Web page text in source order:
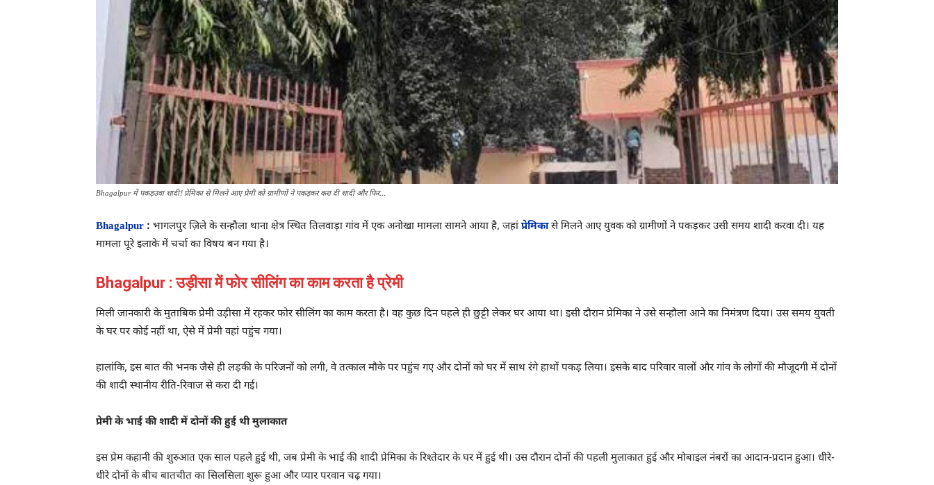
Bhagalpur में पकड़उवा शादी! प्रेमिका से मिलने आए प्रेमी को ग्रामीणों ने पकड़कर करा दी शादी और फिर...
Bhagalpur : भागलपुर ज़िले के सन्हौला थाना क्षेत्र स्थित तिलवाड़ा गांव में एक अनोखा मामला सामने आया है, जहां प्रेमिकासे मिलने आए युवक को ग्रामीणों ने पकड़कर उसी समय शादी करवा दी। यह
मामला पूरे इलाके में चर्चा का विषय बन गया है।
Bhagalpur : उड़ीसा में फोर सीलिंग का काम करता है प्रेमी
मिली जानकारी के मुताबिक प्रेमी उड़ीसा में रहकर फोर सीलिंग का काम करता है। वह कुछ दिन पहले ही छुट्टी लेकर घर आया था। इसी दौरान प्रेमिका ने उसे सन्हौला आने का निमंत्रण दिया। उस समय युवती
के घर पर कोई नहीं था, ऐसे में प्रेमी वहां पहुंच गया।
हालांकि, इस बात की भनक जैसे ही लड़की के परिजनों को लगी, वे तत्काल मौके पर पहुंच गए और दोनों को घर में साथ रंगे हाथों पकड़ लिया। इसके बाद परिवार वालों और गांव के लोगों की मौजूदगी में दोनों
की शादी स्थानीय रीति-रिवाज से करा दी गई।
प्रेमी के भाई की शादी में दोनों की हुई थी मुलाकात
इस प्रेम कहानी की शुरुआत एक साल पहले हुई थी, जब प्रेमी के भाई की शादी प्रेमिका के रिश्तेदार के घर में हुई थी। उस दौरान दोनों की पहली मुलाकात हुई और मोबाइल नंबरों का आदान-प्रदान हुआ। धीरे-
धीरे दोनों के बीच बातचीत का सिलसिला शुरू हुआ और प्यार परवान चढ़ गया।